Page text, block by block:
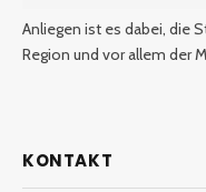
Anliegen ist es dabei, die
Region und vor allem der
KONTAKT